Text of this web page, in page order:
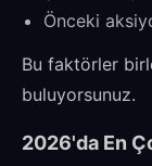
Önceki
Bu faktörler
buluyorsunuz.
2026'da En